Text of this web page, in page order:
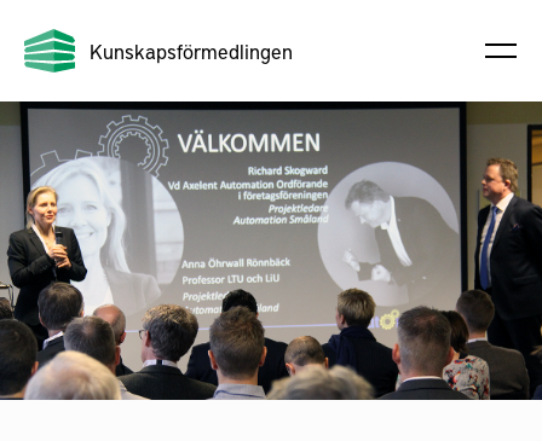
Kunskapsförmedlingen